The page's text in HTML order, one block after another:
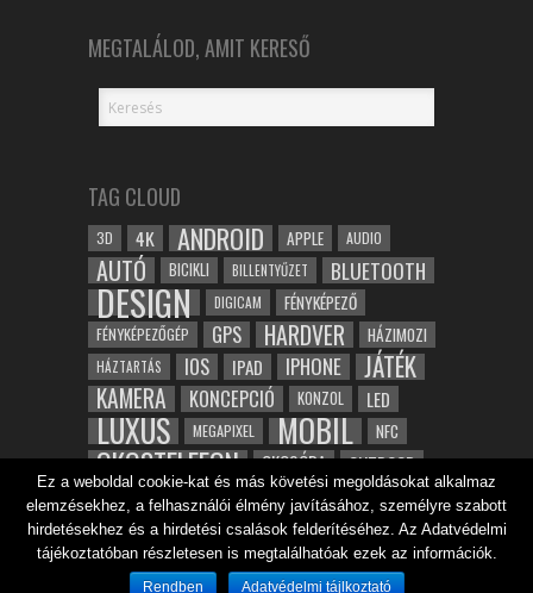
MEGTALÁLOD, AMIT KERESŐ
TAG CLOUD
3D 4K ANDROID APPLE AUDIO
AUTÓ BICIKLI BILLENTYŰZET BLUETOOTH
DESIGN DIGICAM FÉNYKÉPEZŐ
FÉNYKÉPEZŐGÉP GPS HARDVER HÁZIMOZI
HÁZTARTÁS IOS IPAD IPHONE JÁTÉK
KAMERA KONCEPCIÓ KONZOL LED
LUXUS MEGAPIXEL MOBIL NFC
OKOSTELEFON OKOSÓRA OUTDOOR
ROBOT SAMSUNG SPORT TABLET
TESZT VIDEÓ VÍZÁLLÓ WIFI ZENE ZÖLD
ÉPÍTÉSZET ÉRINTŐKÉPERNYŐ ÓRA
Ez a weboldal cookie-kat és más követési megoldásokat alkalmaz
elemzésekhez, a felhasználói élmény javításához, személyre szabott
hirdetésekhez és a hirdetési csalások felderítéséhez. Az Adatvédelmi
tájékoztatóban részletesen is megtalálhatóak ezek az információk.
Rendben Adatvédelmi tájlkoztató